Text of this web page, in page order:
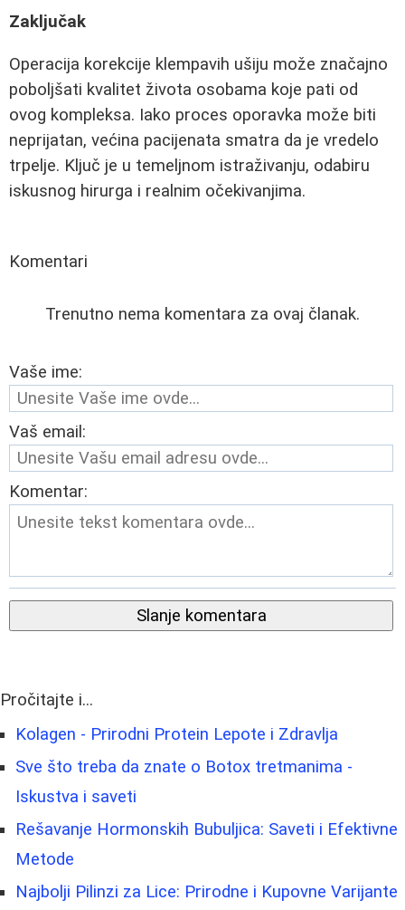
Zaključak
Operacija korekcije klempavih ušiju može značajno
poboljšati kvalitet života osobama koje pati od
ovog kompleksa. Iako proces oporavka može biti
neprijatan, većina pacijenata smatra da je vredelo
trpelje. Ključ je u temeljnom istraživanju, odabiru
iskusnog hirurga i realnim očekivanjima.
Komentari
Trenutno nema komentara za ovaj članak.
Vaše ime:
Vaš email:
Komentar:
Slanje komentara
Pročitajte i...
Kolagen - Prirodni Protein Lepote i Zdravlja
Sve što treba da znate o Botox tretmanima -
Iskustva i saveti
Rešavanje Hormonskih Bubuljica: Saveti i Efektivne
Metode
Najbolji Pilinzi za Lice: Prirodne i Kupovne Varijante